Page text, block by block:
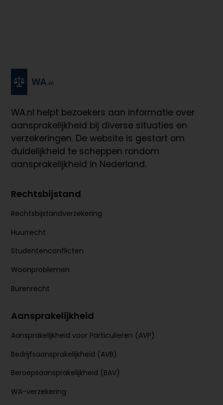
WA.nl helpt bezoekers aan informatie over
aansprakelijkheid bij diverse situaties en
verzekeringen. De website is gestart om
duidelijkheid te scheppen rondom
aansprakelijkheid in Nederland.
Rechtsbijstand
Rechtsbijstandverzekering
Huurrecht
Studentenconflicten
Woonproblemen
Burenrecht
Aansprakelijkheid
Aansprakelijkheid voor Particulieren (AVP)
Bedrijfsaansprakelijkheid (AVB)
Beroepsaansprakelijkheid (BAV)
WA-verzekering